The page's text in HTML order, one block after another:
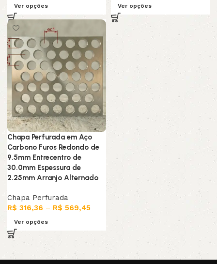
Ver opções Ver opções
Chapa Perfurada em Aço
Carbono Furos Redondo de
9.5mm Entrecentro de
30.0mm Espessura de
2.25mm Arranjo Alternado
Chapa Perfurada
R$ 316,36 – R$ 569,45
Ver opções
Read More